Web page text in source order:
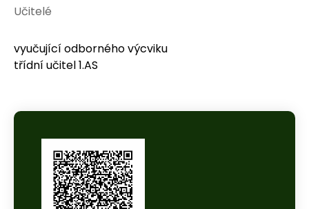
Učitelé
vyučující odborného výcviku
třídní učitel 1.AS